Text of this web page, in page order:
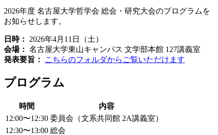
2026年度 名古屋大学哲学会 総会・研究大会のプログラムを
お知らせします。
日時：
2026年4月11日（土）
会場： 名古屋大学東山キャンパス 文学部本館 127講義室
発表要旨：
こちらのフォルダからご覧いただけます
プログラム
時間
内容
12:00〜12:30 委員会（文系共同館 2A講義室）
12:30〜13:00 総会